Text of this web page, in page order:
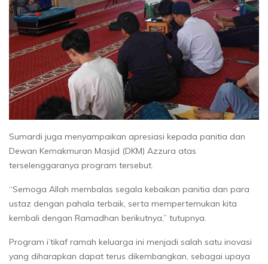
Sumardi juga menyampaikan apresiasi kepada panitia dan
Dewan Kemakmuran Masjid (DKM) Azzura atas
terselenggaranya program tersebut.
“Semoga Allah membalas segala kebaikan panitia dan para
ustaz dengan pahala terbaik, serta mempertemukan kita
kembali dengan Ramadhan berikutnya,” tutupnya.
Program i’tikaf ramah keluarga ini menjadi salah satu inovasi
yang diharapkan dapat terus dikembangkan, sebagai upaya